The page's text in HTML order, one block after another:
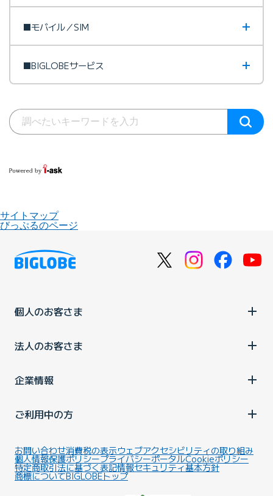
■モバイル／SIM
■BIGLOBEサービス
サイトマップ
びっぷるのページ
個人のお客さま
法人のお客さま
企業情報
ご利用中の方
お問い合わせ消費税の表示ウェブアクセシビリティの取り組み
個人情報保護ポリシープライバシーポータルCookieポリシー
特定商取引法に基づく表記情報セキュリティ基本方針
商標についてBIGLOBEトップ